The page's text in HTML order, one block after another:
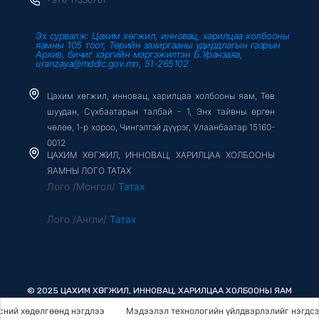
хөдөлгөөнд нэгдлээ Мэдээлэл технологийн үйлдвэрлэлийг нэгдсэн
Эх сурвалж: Цахим хөгжил, инновац, харилцаа холбооны
яамны 105 тоот, Төрийн захиргааны удирдлагын газрын
Архив, бичиг хэргийн мэргэжилтэн Б.Уранзаяа,
uranzaya@mddic.gov.mn, 51-265102
Цахим хөгжил, инновац, харилцаа холбооны яам, Төв
шуудан, Сүхбаатарын талбай - 1, Энх тайвны өргөн
чөлөө, 1-р хороо, Чингэлтэй дүүрэг, Улаанбаатар 15160-
0012
ЦАХИМ ХӨГЖИЛ, ИННОВАЦ, ХАРИЛЦАА ХОЛБООНЫ
ЯАМНЫ ЛОГО ТАТАХ
Лого /Монгол/ Татах
Лого /Англи/ Татах
© 2025 ЦАХИМ ХӨГЖИЛ, ИННОВАЦ, ХАРИЛЦАА ХОЛБООНЫ ЯАМ